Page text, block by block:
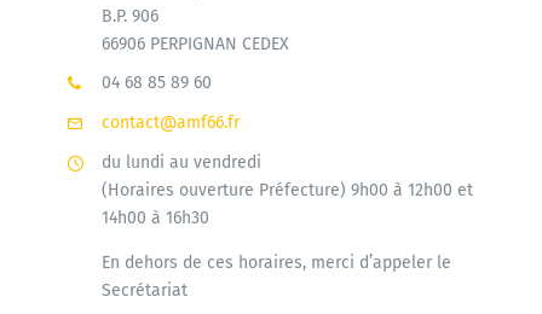
B.P. 906
66906 PERPIGNAN CEDEX
04 68 85 89 60
contact@amf66.fr
du lundi au vendredi
(Horaires ouverture Préfecture) 9h00 à 12h00 et
14h00 à 16h30
En dehors de ces horaires, merci d’appeler le
Secrétariat